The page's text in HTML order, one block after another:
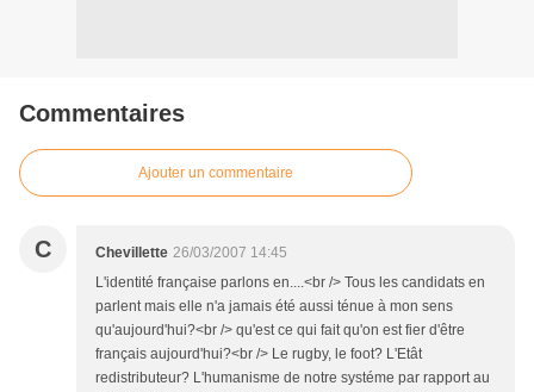
Commentaires
Ajouter un commentaire
C Chevillette 26/03/2007 14:45
L'identité française parlons en....<br /> Tous les candidats en
parlent mais elle n'a jamais été aussi ténue à mon sens
qu'aujourd'hui?<br /> qu'est ce qui fait qu'on est fier d'être
français aujourd'hui?<br /> Le rugby, le foot? L'Etât
redistributeur? L'humanisme de notre systéme par rapport au